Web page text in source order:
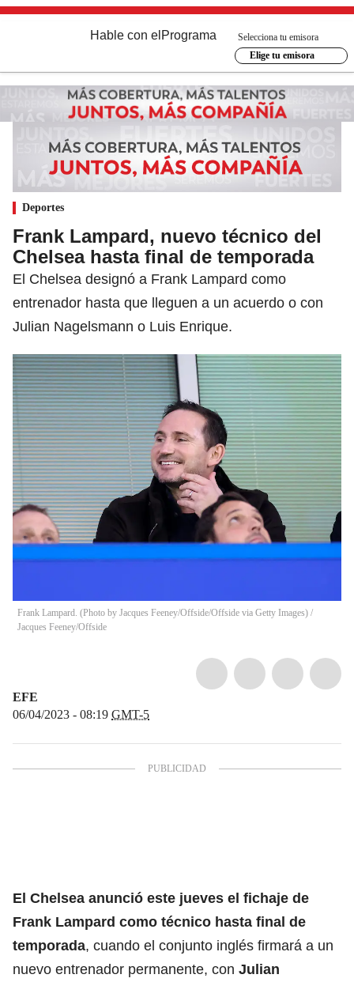
Hable con el Programa
Selecciona tu emisora
Elige tu emisora
Deportes
Frank Lampard, nuevo técnico del
Chelsea hasta final de temporada
El Chelsea designó a Frank Lampard como
entrenador hasta que lleguen a un acuerdo o con
Julian Nagelsmann o Luis Enrique.
Frank Lampard. (Photo by Jacques Feeney/Offside/Offside via Getty Images) /
Jacques Feeney/Offside
EFE
06/04/2023 - 08:19 GMT-5
El Chelsea anunció este jueves el fichaje de
Frank Lampard como técnico hasta final de
temporada, cuando el conjunto inglés firmará a un
nuevo entrenador permanente, con Julian